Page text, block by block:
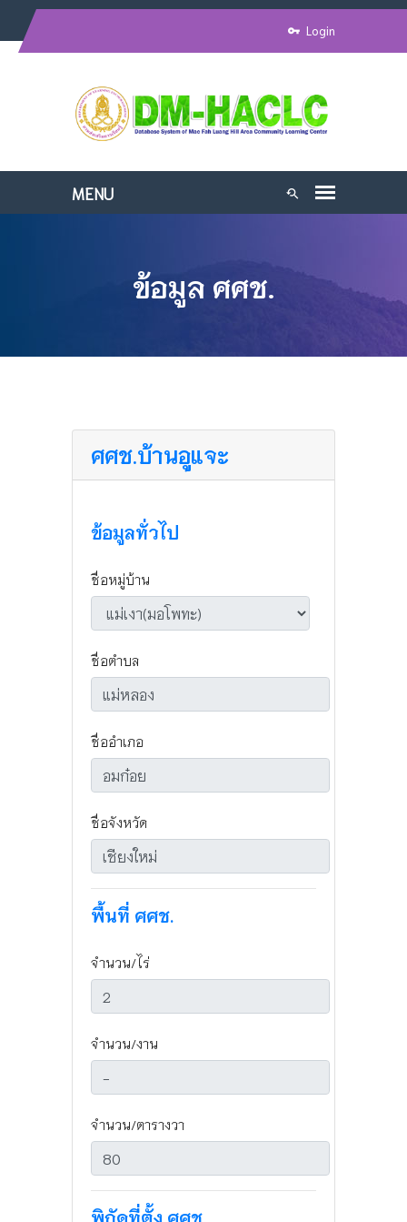
Login
ข้อมูล ศศช.
ศศช.บ้านอูแจะ
ข้อมูลทั่วไป
ชื่อหมู่บ้าน
ชื่อตำบล
ชื่ออำเภอ
ชื่อจังหวัด
พื้นที่ ศศช.
จำนวน/ไร่
จำนวน/งาน
จำนวน/ตารางวา
พิกัดที่ตั้ง ศศช.